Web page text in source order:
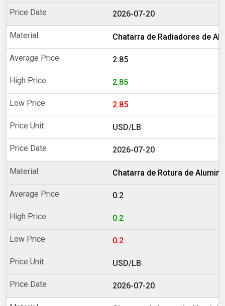
2026-07-20
Chatarra de Radiadores de
2.85
2.85
2.85
USD/LB
2026-07-20
Chatarra de Rotura de
0.2
0.2
0.2
USD/LB
2026-07-20